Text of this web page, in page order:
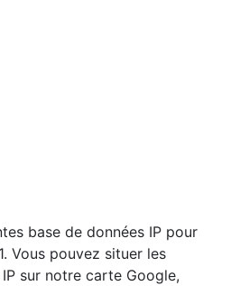
base de données IP pour
Vous pouvez situer les
sur notre carte Google,